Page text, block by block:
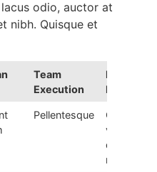
odio, auctor at
nibh. Quisque et
Team
Execution
Project
Planing
Pellentesque
Cras vel
velit ut
diam
mattis